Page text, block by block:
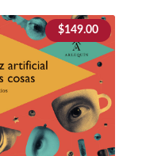
$149.00